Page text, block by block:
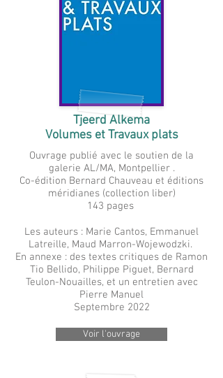
Tjeerd Alkema
Volumes et Travaux plats
Ouvrage publié avec le soutien de la
galerie AL/MA, Montpellier .
Co-édition Bernard Chauveau et éditions
méridianes (collection liber)
143 pages
Les auteurs : Marie Cantos, Emmanuel
Latreille, Maud Marron-Wojewodzki.
En annexe : des textes critiques de Ramon
Tio Bellido, Philippe Piguet, Bernard
Teulon-Nouailles, et un entretien avec
Pierre Manuel
Septembre 2022
Voir l'ouvrage